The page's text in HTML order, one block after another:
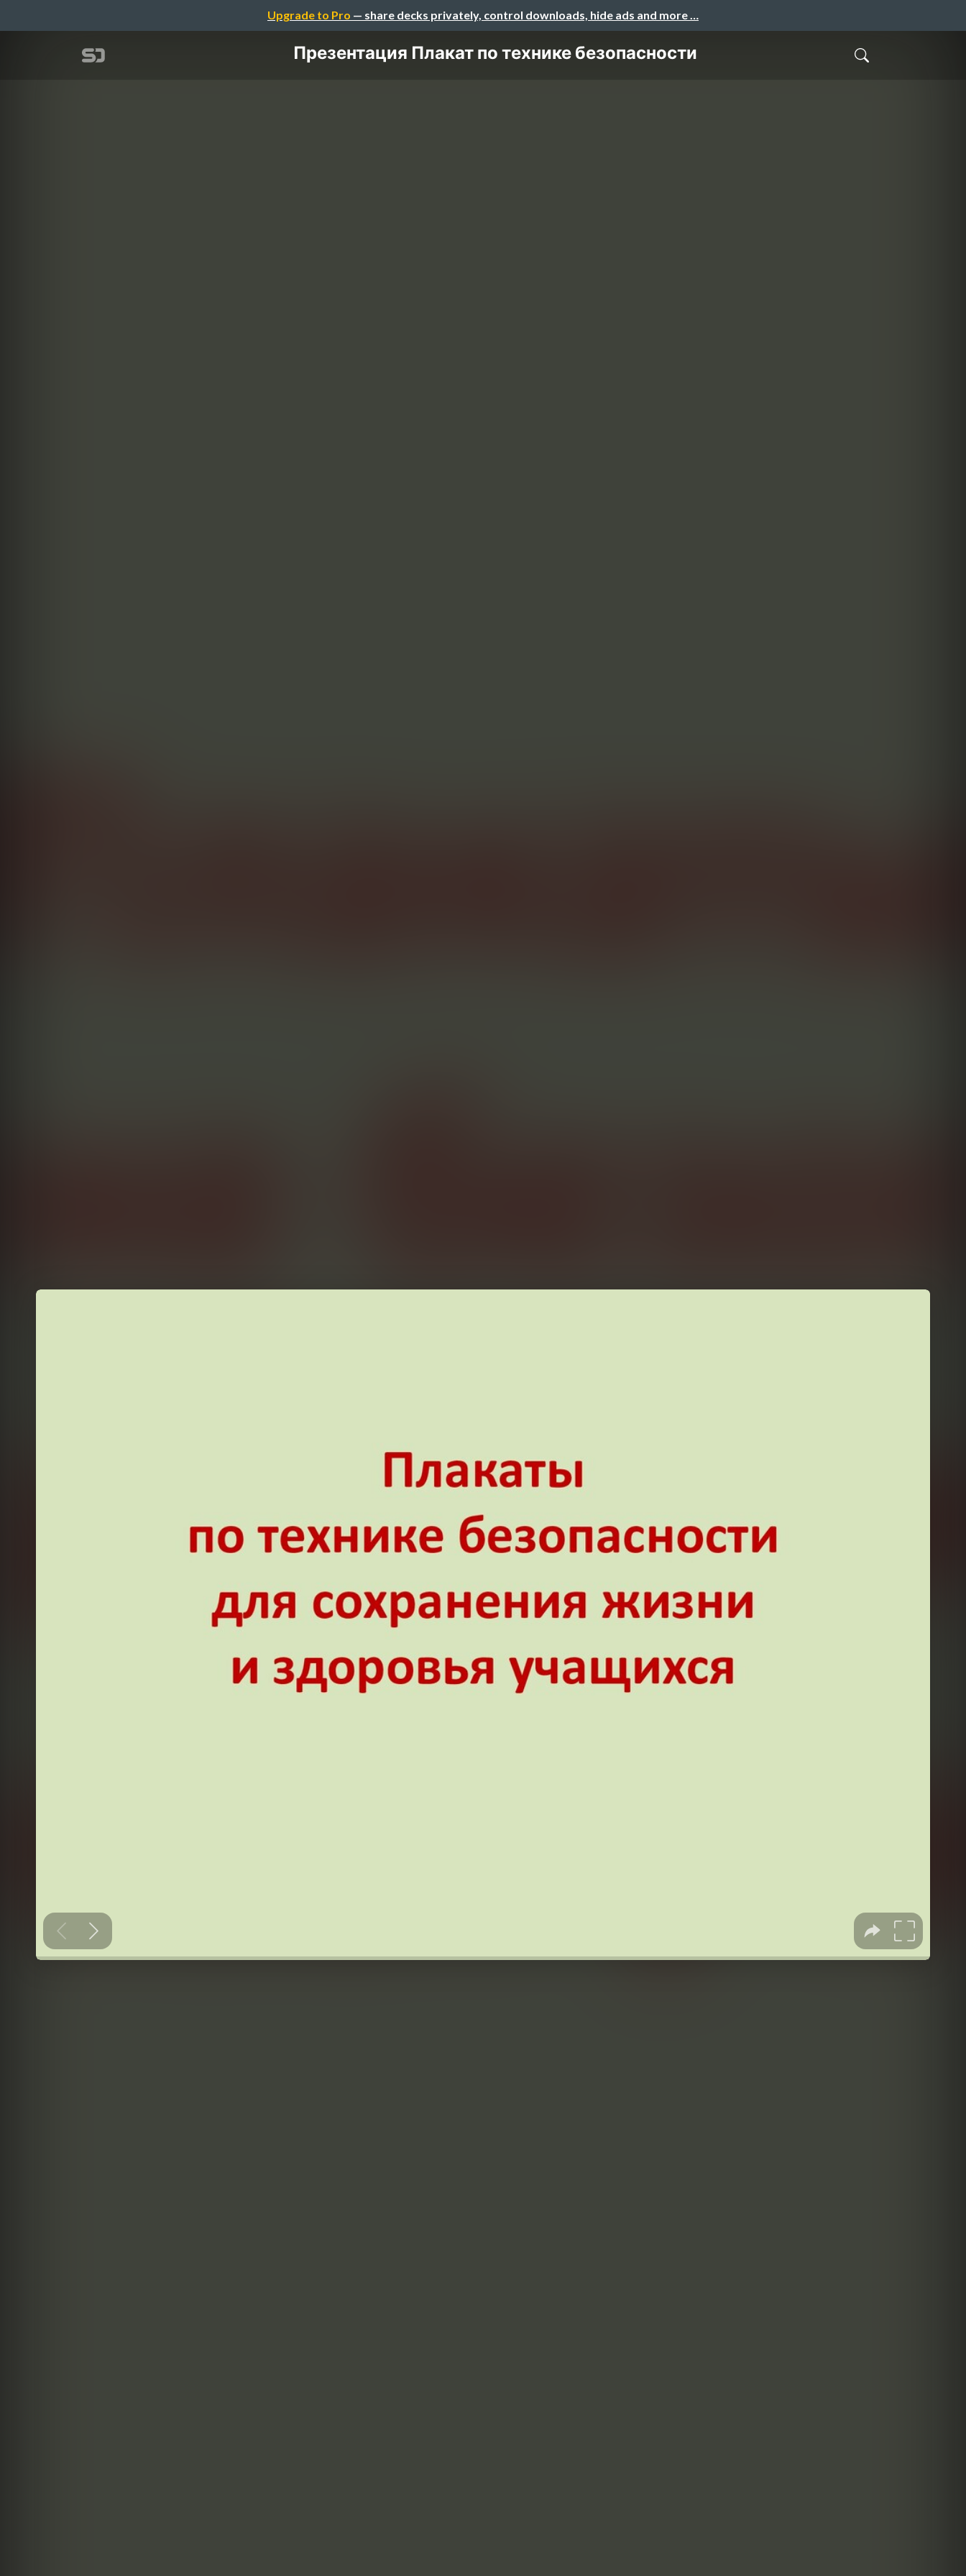
Upgrade to Pro — share decks privately, control downloads, hide ads and more …
Презентация Плакат по технике безопасности